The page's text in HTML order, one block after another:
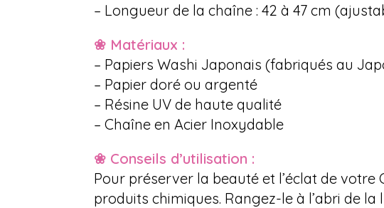
– Longueur de la chaîne : 42 à 47 cm
❀ Matériaux :
– Papiers Washi Japonais (fabriqués au
– Papier doré ou argenté
– Résine UV de haute qualité
– Chaîne en Acier Inoxydable
❀ Conseils d’utilisation :
Pour préserver la beauté et l’éclat de
produits chimiques. Rangez-le à l’abri de